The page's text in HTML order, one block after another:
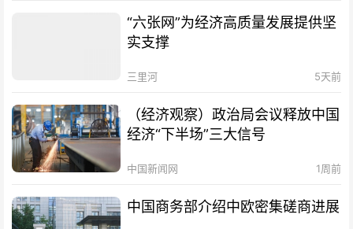
“六张网”为经济高质量发展提供坚
实支撑
三里河 5天前
（经济观察）政治局会议释放中国
经济“下半场”三大信号
中国新闻网 1周前
中国商务部介绍中欧密集磋商进展